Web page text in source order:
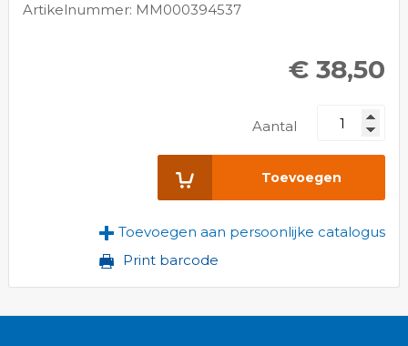
Artikelnummer: MM000394537
€ 38,50
Aantal
Toevoegen
Toevoegen aan persoonlijke catalogus
Print barcode